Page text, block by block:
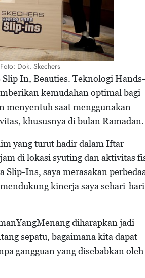
Dok. Skechers
In, Beauties. Teknologi Hands-
kemudahan optimal bagi
menyentuh saat menggunakan
khususnya di bulan Ramadan.
yang turut hadir dalam Iftar
di lokasi syuting dan aktivitas
Slip-Ins, saya merasakan
kinerja saya sehari-hari
diharapkan jadi
sepatu, bagaimana kita dapat
gangguan yang disebabkan oleh